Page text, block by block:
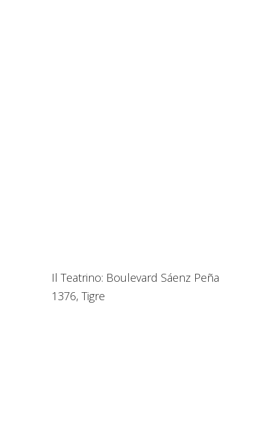
Il Teatrino: Boulevard Sáenz Peña
1376, Tigre